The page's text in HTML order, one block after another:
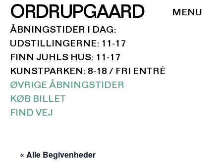
ORDRUPGAARD
ÅBNINGSTIDER I DAG:
UDSTILLINGERNE: 11-17
FINN JUHLS HUS: 11-17
KUNSTPARKEN: 8-18 / FRI ENTRÉ
ØVRIGE ÅBNINGSTIDER
KØB BILLET
FIND VEJ
« Alle Begivenheder